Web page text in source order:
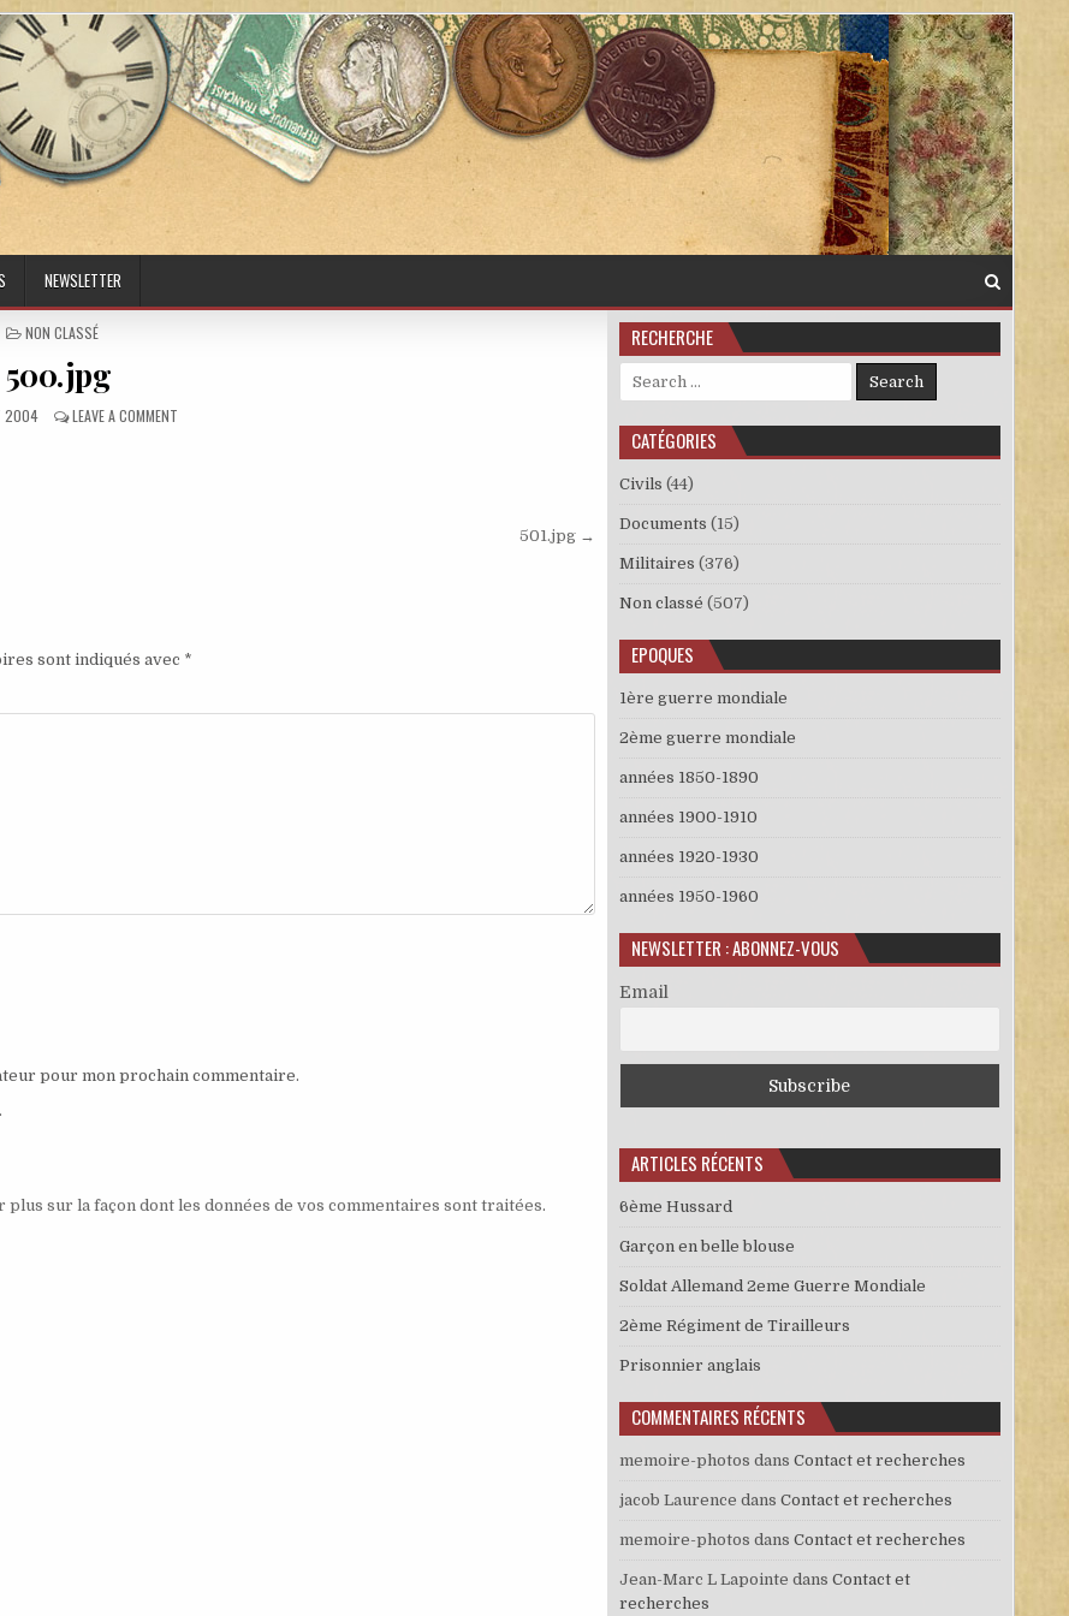
NEWSLETTER
POSTED IN
NON CLASSÉ
500.jpg
DATE:
2004 LEAVE A COMMENTON 500.JPG
501.jpg →
sont indiqués avec *
pour mon prochain commentaire.
plus sur la façon dont les données de vos commentaires sont traitées.
RECHERCHE
Search for:
CATÉGORIES
Civils (44)
Documents (15)
Militaires (376)
Non classé (507)
EPOQUES
1ère guerre mondiale
2ème guerre mondiale
années 1850-1890
années 1900-1910
années 1920-1930
années 1950-1960
NEWSLETTER : ABONNEZ-VOUS
Email
ARTICLES RÉCENTS
6ème Hussard
Garçon en belle blouse
Soldat Allemand 2eme Guerre Mondiale
2ème Régiment de Tirailleurs
Prisonnier anglais
COMMENTAIRES RÉCENTS
memoire-photos dans Contact et recherches
jacob Laurence dans Contact et recherches
memoire-photos dans Contact et recherches
Jean-Marc L Lapointe dans Contact et
recherches